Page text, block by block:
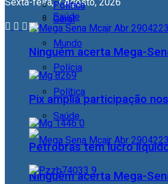
Geral
Mundo
Polícia
Política
Saúde
Ninguém acerta Mega-
Política
Saúde
Ninguém acerta Mega-
Pix amplia participação
Petrobras tem lucro